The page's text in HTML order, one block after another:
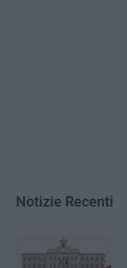
Notizie Recenti